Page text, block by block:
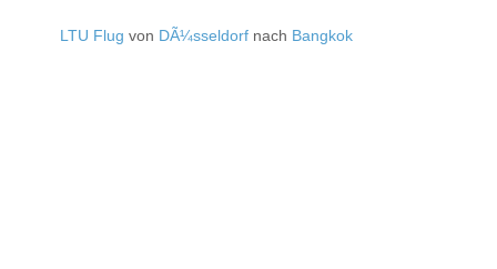
LTU Flug von DÃ¼sseldorf nach Bangkok